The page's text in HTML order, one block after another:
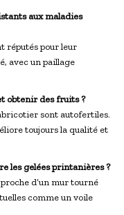
aux maladies
réputés pour leur
avec un paillage
obtenir des fruits ?
sont autofertiles.
toujours la qualité et
les gelées printanières ?
d’un mur tourné
comme un voile